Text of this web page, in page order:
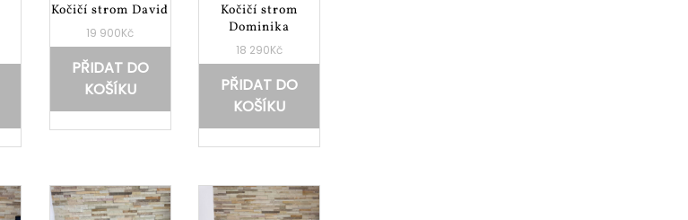
Kočičí strom David
19 900Kč
PŘIDAT DO
KOŠÍKU
Kočičí strom
Dominika
18 290Kč
PŘIDAT DO
KOŠÍKU